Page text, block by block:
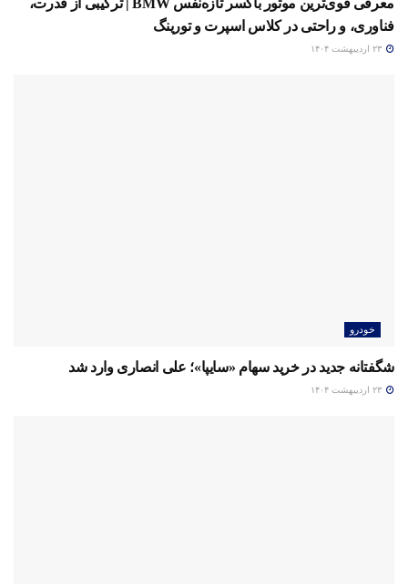
فناوری، و راحتی در کلاس اسپرت و تورینگ
خودرو
شگفتانه جدید در خرید سهام «سایپا»؛ علی انصاری وارد شد